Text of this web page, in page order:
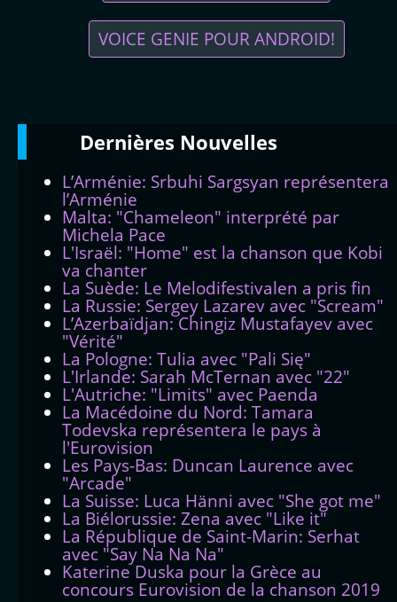
VOICE GENIE POUR ANDROID!
Dernières Νouvelles
L’Arménie: Srbuhi Sargsyan représentera
l’Arménie
Malta: "Chameleon" interprété par
Michela Pace
L'Israël: "Home" est la chanson que Kobi
va chanter
La Suède: Le Melodifestivalen a pris fin
La Russie: Sergey Lazarev avec "Scream"
L’Azerbaïdjan: Chingiz Mustafayev avec
"Vérité"
La Pologne: Tulia avec "Pali Się"
L'Irlande: Sarah McTernan avec "22"
L'Autriche: "Limits" avec Paenda
La Macédoine du Nord: Tamara
Todevska représentera le pays à
l'Eurovision
Les Pays-Bas: Duncan Laurence avec
"Arcade"
La Suisse: Luca Hänni avec "She got me"
La Biélorussie: Zena avec "Like it"
La République de Saint-Marin: Serhat
avec "Say Na Na Na"
Katerine Duska pour la Grèce au
concours Eurovision de la chanson 2019